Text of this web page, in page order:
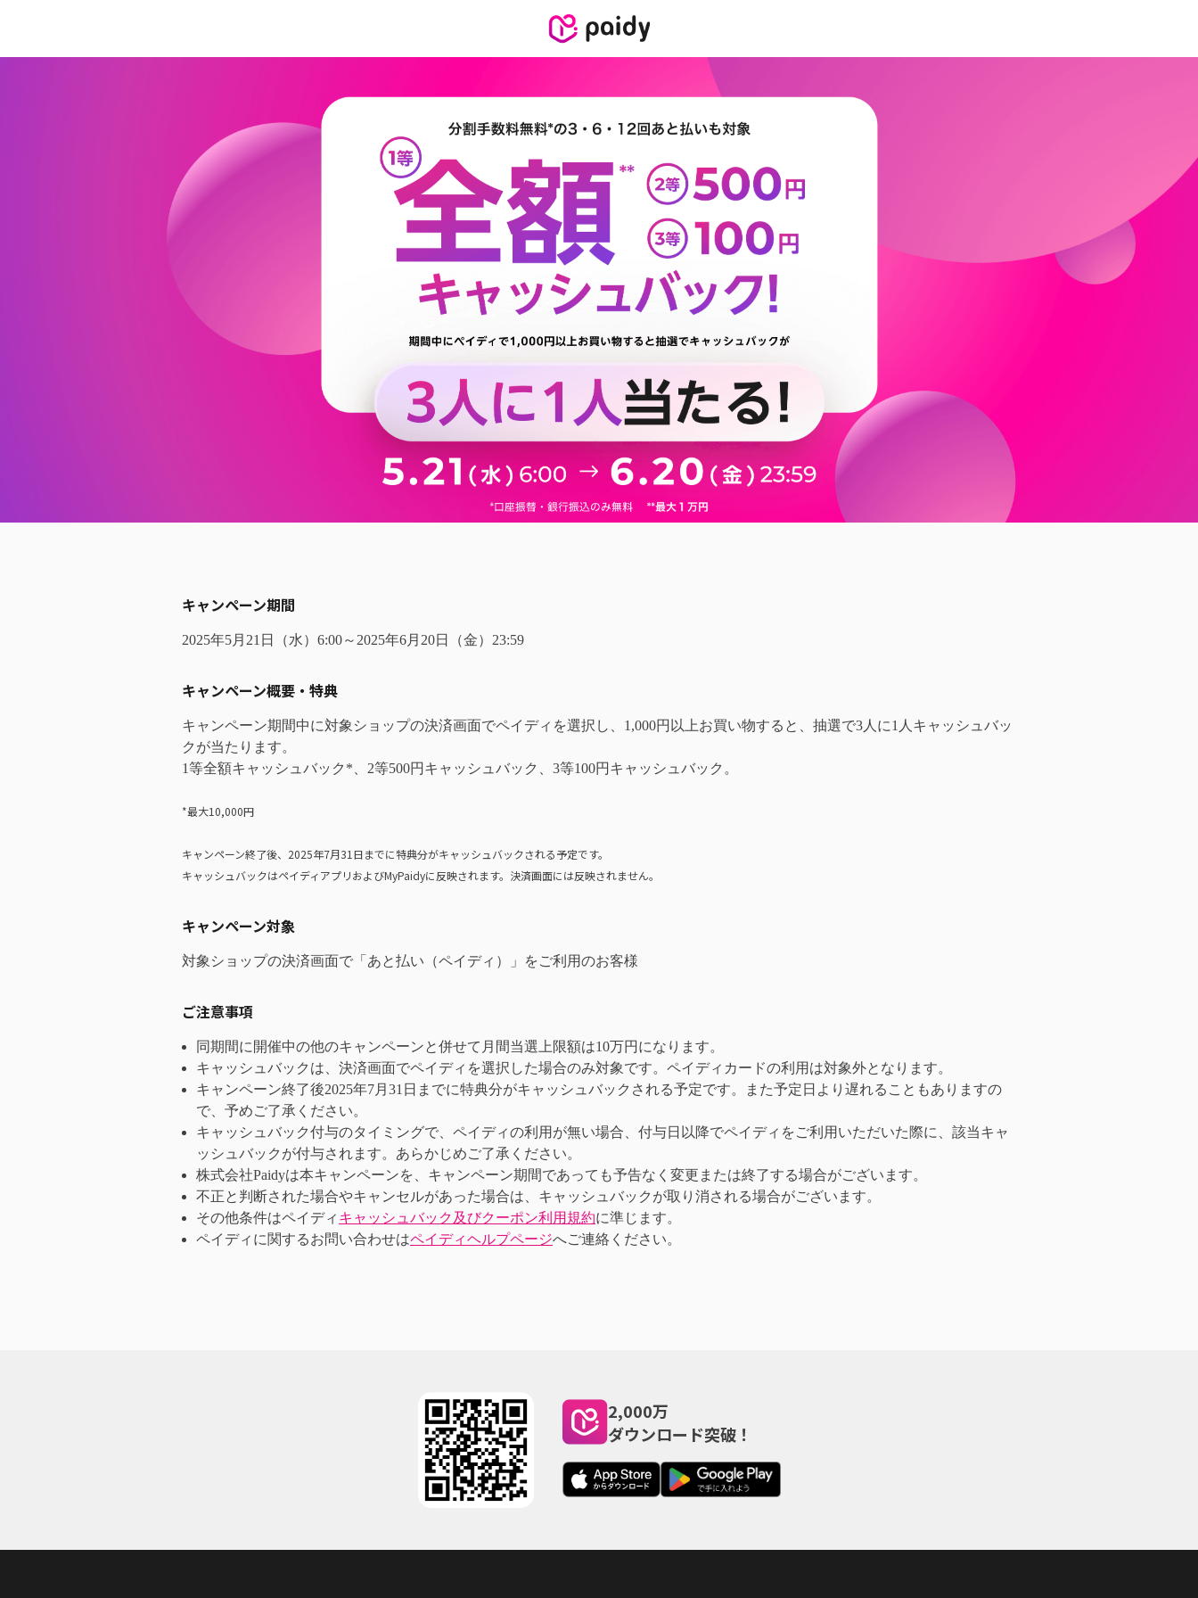
キャンペーン期間
2025年5月21日（水）6:00～2025年6月20日（金）23:59
キャンペーン概要・特典
キャンペーン期間中に対象ショップの決済画面でペイディを選択し、1,000円以上お買い物すると、抽選で3人に1人キャッシュバッ
クが当たります。
1等全額キャッシュバック*、2等500円キャッシュバック、3等100円キャッシュバック。
*最大10,000円
キャンペーン終了後、2025年7月31日までに特典分がキャッシュバックされる予定です。
キャッシュバックはペイディアプリおよびMyPaidyに反映されます。決済画面には反映されません。
キャンペーン対象
対象ショップの決済画面で「あと払い（ペイディ）」をご利用のお客様
ご注意事項
同期間に開催中の他のキャンペーンと併せて月間当選上限額は10万円になります。
キャッシュバックは、決済画面でペイディを選択した場合のみ対象です。ペイディカードの利用は対象外となります。
キャンペーン終了後2025年7月31日までに特典分がキャッシュバックされる予定です。また予定日より遅れることもありますの
で、予めご了承ください。
キャッシュバック付与のタイミングで、ペイディの利用が無い場合、付与日以降でペイディをご利用いただいた際に、該当キャ
ッシュバックが付与されます。あらかじめご了承ください。
株式会社Paidyは本キャンペーンを、キャンペーン期間であっても予告なく変更または終了する場合がございます。
不正と判断された場合やキャンセルがあった場合は、キャッシュバックが取り消される場合がございます。
その他条件はペイディ キャッシュバック及びクーポン利用規約に準じます。
ペイディに関するお問い合わせはペイディヘルプページへご連絡ください。
2,000万
ダウンロード突破！